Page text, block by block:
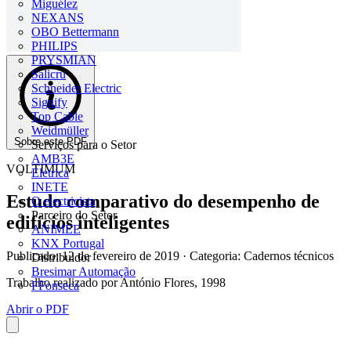
Miguélez
NEXANS
OBO Bettermann
PHILIPS
PRYSMIAN
Salicru
Schneider Electric
Signify
Top Cable
Weidmüller
Serviços para o Setor
AMB3E
Eletrica
INETE
O electricista
Parceiro do Setor
ANIMEE
KNX Portugal
Distribuidor
Bresimar Automação
FFonseca
Sobre este PDF
VOLTIMUM
Estudo comparativo do desempenho de
edifícios inteligentes
Publicado: 12 de fevereiro de 2019 · Categoria: Cadernos técnicos
Trabalho realizado por António Flores, 1998
Abrir o PDF